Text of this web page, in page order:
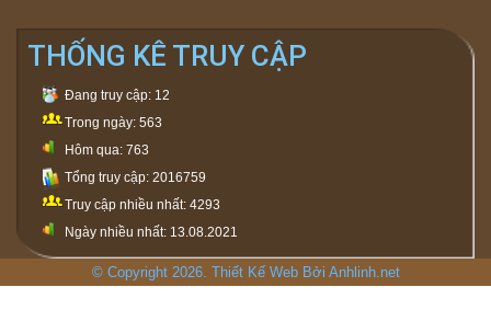
THỐNG KÊ TRUY CẬP
Đang truy cập: 12
Trong ngày: 563
Hôm qua: 763
Tổng truy cập: 2016759
Truy cập nhiều nhất: 4293
Ngày nhiều nhất: 13.08.2021
© Copyright 2026. Thiết Kế Web Bởi Anhlinh.net